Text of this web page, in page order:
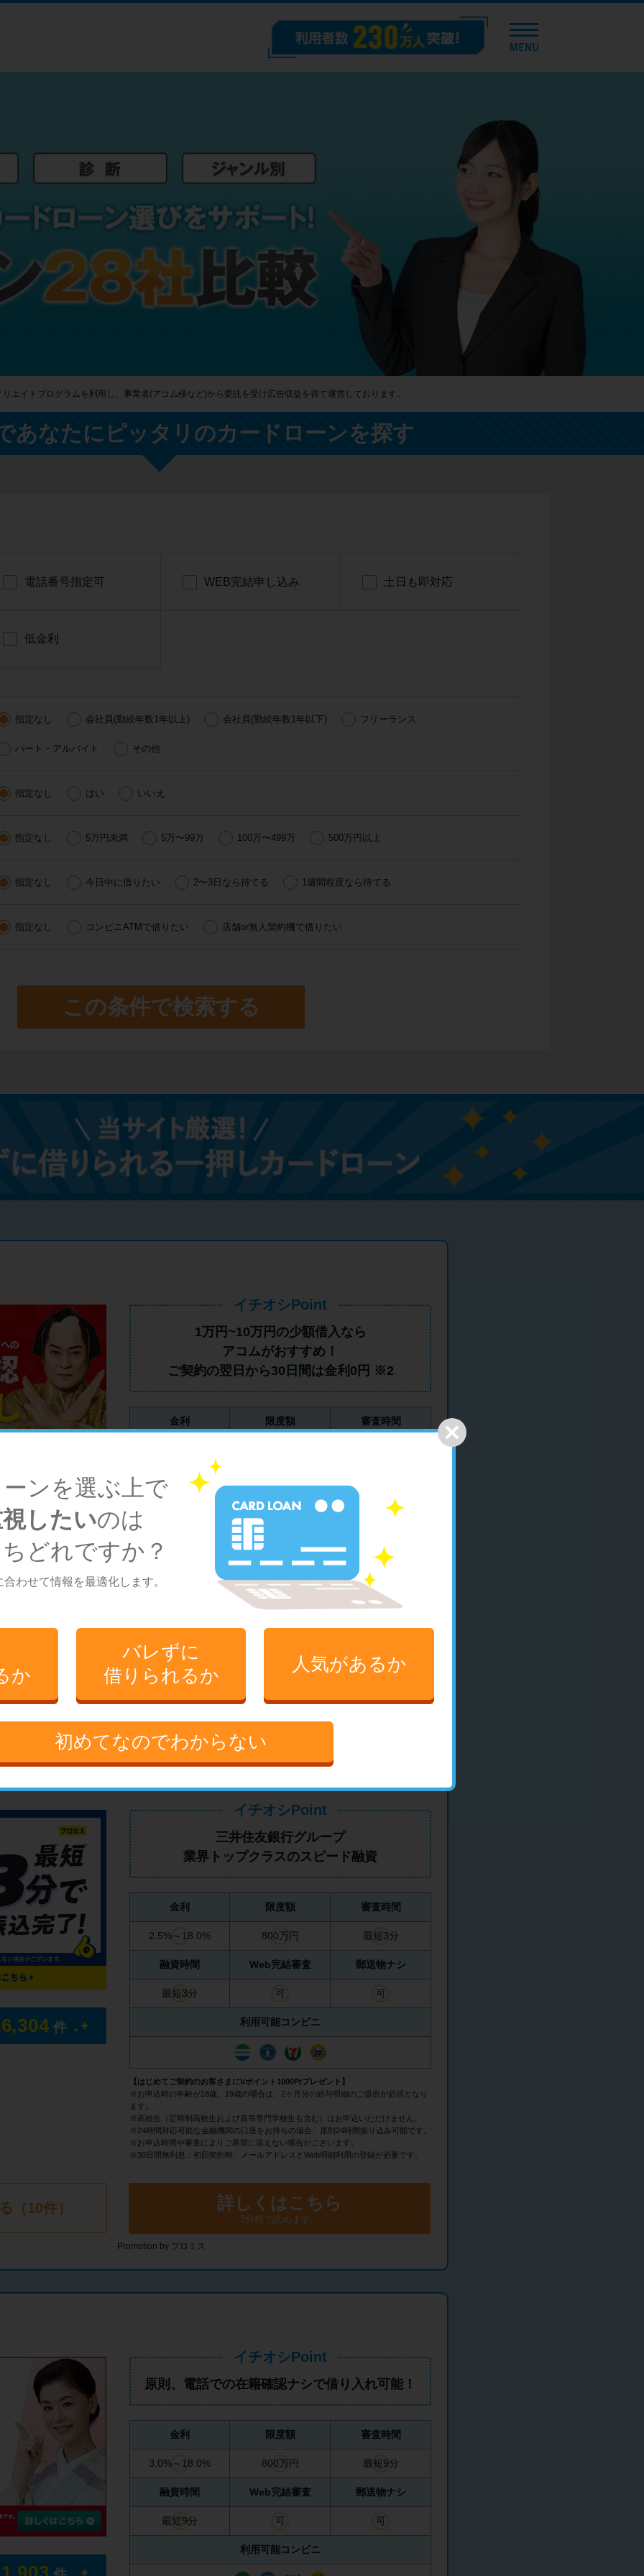
とにかくすぐ借りたい方向け
バレずに借りたい方向け
審査が不安な方向け
便利なコンテンツ
カードローン診断
カードローンQ&A
特集ページ
リボ払いをそのまま払いきると損！
カードローンの見直しで40万円得した話
銀行カードローンを選ぶべき4つの理由
その他コラム
をおすすめしない理由
ードローンと比較
090金融（闇金）からお金を借りてはいけない
理由と借りた場合の対処法
申し込みブラックとは?判断の目安や審査に通
準と工面法
アコムとレイクどっちがいいの？ カードロー
ンの選び方を徹底解説！
プロミスの返済方法を徹底解説！ もっとも便
年収が低い＆他社借入があると落ちる？バンク
みずほ銀行カードローンの問い合わせ先とシー
ン別の問い合わせ方法
エイトプログラムを利用し、事業者(アコム様など)から委託を受け広告収益を得て運営しております。
あなたにピッタリのカードローンを探す
電話番号指定可 WEB完結申し込み 土日も即対応
低金利
指定なし 会社員(勤続年数1年以上) 会社員(勤続年数1年以下) フリーランス
パート・アルバイト その他
指定なし はい いいえ
指定なし 5万円未満 5万〜99万 100万〜499万 500万円以上
指定なし 今日中に借りたい 2〜3日なら待てる 1週間程度なら待てる
指定なし コンビニATMで借りたい 店舗or無人契約機で借りたい
この条件で検索する
件
イチオシPoint
1万円~10万円の少額借入 なら
アコムがおすすめ！
ご契約の翌日から30日間は金利0円 ※2
金利 限度額 審査時間
融資時間
可 原則なし
利用可能コンビニ
※1 お申込時間や審査によりご希望に添えない場合がございます。
※2 アコムでのご契約が初めてのお客さま
詳しくはこちら
3分程で読めます。
Promotion by アコム
件
イチオシPoint
三井住友銀行グループ
業界トップクラスのスピード融資
金利 限度額 審査時間
2.5%～18.0% 800万円 最短3分
融資時間 Web完結審査 郵送物ナシ
最短3分 可 可
利用可能コンビニ
【はじめてご契約のお客さまにVポイント1000Ptプレゼント】
※お申込時の年齢が18歳、19歳の場合は、2ヶ月分の給与明細のご提出が必須となり
ます。
※高校生（定時制高校生および高等専門学校生も含む）はお申込いただけません。
※24時間対応可能な金融機関の口座をお持ちの場合、原則24時間振り込み可能です。
※お申込時間や審査によりご希望に添えない場合がございます。
※30日間無利息：初回契約時、メールアドレスとWeb明細利用の登録が必要です。
（10件） 詳しくはこちら
3分程で読めます。
Promotion by プロミス
イチオシPoint
原則、 電話での在籍確認ナシで借り入れ可能！
金利 限度額 審査時間
3.0%～18.0% 800万円 最短9分
融資時間 Web完結審査 郵送物ナシ
最短9分 可 可
利用可能コンビニ
ンを選ぶ上で
したいのは
どれですか？
わせて情報を最適化します。
か
バレずに
借りられるか
人気があるか
初めてなのでわからない